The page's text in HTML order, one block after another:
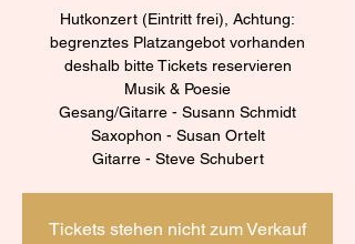
Hutkonzert (Eintritt frei), Achtung:
begrenztes Platzangebot vorhanden
deshalb bitte Tickets reservieren
Musik & Poesie
Gesang/Gitarre - Susann Schmidt
Saxophon - Susan Ortelt
Gitarre - Steve Schubert
Tickets stehen nicht zum Verkauf